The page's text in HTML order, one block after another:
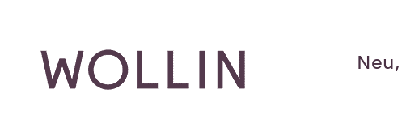
Neu,